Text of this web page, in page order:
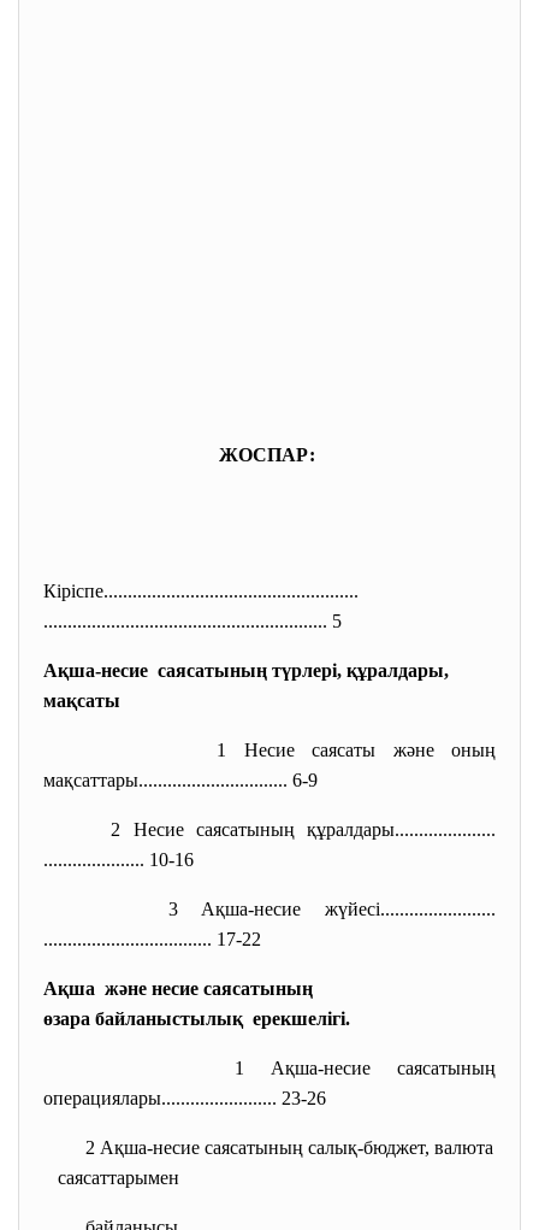
ЖОСПАР:
Кіріспе.....................................................
........................................................... 5
Ақша-несие саясатының түрлері, құралдары,
мақсаты
1 Несие саясаты және оның
мақсаттары............................... 6-9
2 Несие саясатының құралдары.....................
..................... 10-16
3 Ақша-несие жүйесі........................
................................... 17-22
Ақша және несие саясатының
өзара байланыстылық ерекшелігі.
1 Ақша-несие саясатының
операциялары........................ 23-26
2 Ақша-несие саясатының салық-бюджет, валюта
саясаттарымен